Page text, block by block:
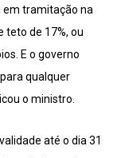
em tramitação na
teto de 17%, ou
E o governo
qualquer
o ministro.
até o dia 31